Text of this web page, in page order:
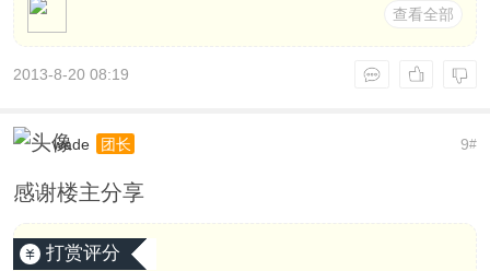
查看全部
2013-8-20 08:19
9#
wade 团长
感谢楼主分享
打赏评分